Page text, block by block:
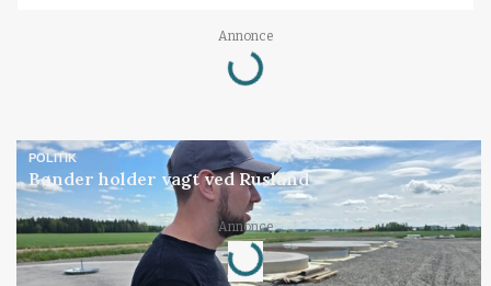
Annonce
Loading...
POLITIK
Bønder holder vagt ved Rusland
Annonce
Loading...